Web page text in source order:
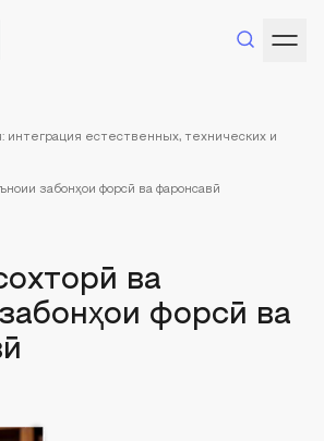
интеграция естественных, технических и
забонҳои форсӣ ва фаронсавӣ
ва
форсӣ ва